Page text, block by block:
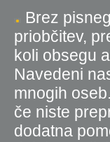
Brez
priobčitev,
koli obsegu
Navedeni
mnogih oseb.
če niste
dodatna